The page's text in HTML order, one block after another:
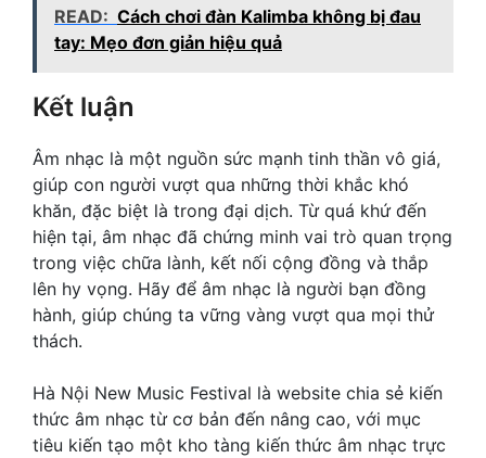
READ: Cách chơi đàn Kalimba không bị đau
tay: Mẹo đơn giản hiệu quả
Kết luận
Âm nhạc là một nguồn sức mạnh tinh thần vô giá,
giúp con người vượt qua những thời khắc khó
khăn, đặc biệt là trong đại dịch. Từ quá khứ đến
hiện tại, âm nhạc đã chứng minh vai trò quan trọng
trong việc chữa lành, kết nối cộng đồng và thắp
lên hy vọng. Hãy để âm nhạc là người bạn đồng
hành, giúp chúng ta vững vàng vượt qua mọi thử
thách.
Hà Nội New Music Festival là website chia sẻ kiến
thức âm nhạc từ cơ bản đến nâng cao, với mục
tiêu kiến tạo một kho tàng kiến thức âm nhạc trực